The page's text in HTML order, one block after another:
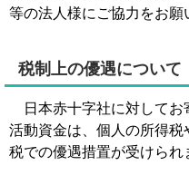
等の法人様にご協力をお願
税制上の優遇について
日本赤十字社に対してお
活動資金は、個人の所得税
税での優遇措置が受けられ